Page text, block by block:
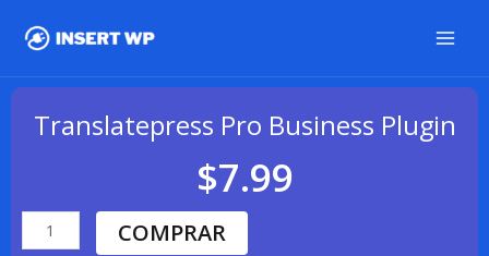
Translatepress Pro Business Plugin
$7.99
TranslatepressCOMPRAR